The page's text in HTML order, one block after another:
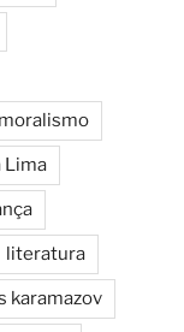
Lima
literatura
karamazov